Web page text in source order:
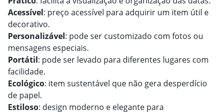
Acessível: preço acessível para adquirir um item útil e
decorativo.
Personalizável: pode ser customizado com fotos ou
mensagens especiais.
Portátil: pode ser levado para diferentes lugares com
facilidade.
Ecológico: item sustentável que não gera desperdício
de papel.
Estiloso: design moderno e elegante para